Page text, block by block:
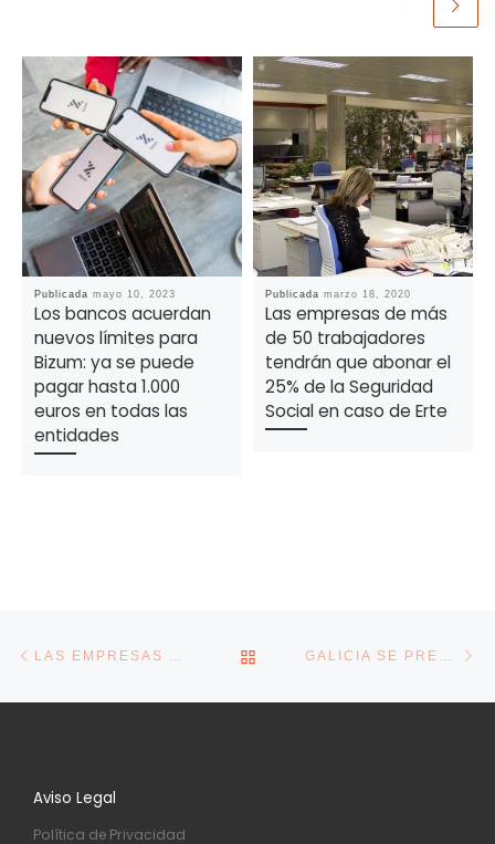
Publicada mayo 10, 2023
Los bancos acuerdan
nuevos límites para
Bizum: ya se puede
pagar hasta 1.000
euros en todas las
entidades
Publicada marzo 18, 2020
Las empresas de más
de 50 trabajadores
tendrán que abonar el
25% de la Seguridad
Social en caso de Erte
VOLVER A LA LISTA DE
Aviso Legal
Política de Privacidad